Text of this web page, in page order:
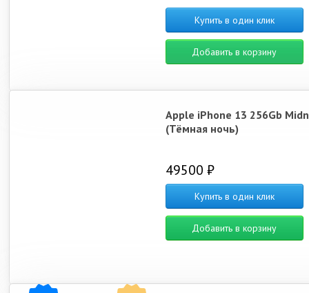
Купить в один клик
Добавить в корзину
Apple iPhone 13 256Gb
(Тёмная ночь)
49500 ₽
Купить в один клик
Добавить в корзину